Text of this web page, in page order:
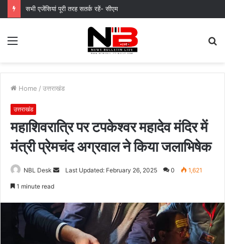
Menu
Home / उत्तराखंड
उत्तराखंड
महाशिवरात्रि पर टपकेश्वर महादेव मंदिर में
मंत्री प्रेमचंद अग्रवाल ने किया जलाभिषेक
NBL Desk
SendLast Updated: February 26, 2025 0 1,621
1 minute read